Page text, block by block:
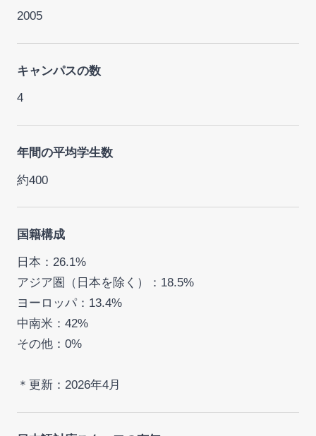
2005
キャンパスの数
4
年間の平均学生数
約400
国籍構成
日本：26.1%
アジア圏（日本を除く）：18.5%
ヨーロッパ：13.4%
中南米：42%
その他：0%
＊更新：2026年4月